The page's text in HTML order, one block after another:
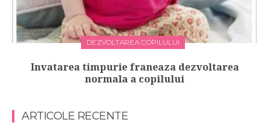
DEZVOLTAREA COPILULUI
Invatarea timpurie franeaza dezvoltarea
normala a copilului
ARTICOLE RECENTE